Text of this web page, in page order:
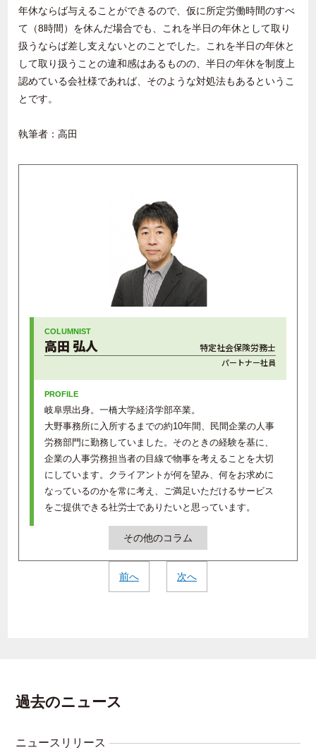
年休ならば与えることができるので、仮に所定労働時間のすべ
て（8時間）を休んだ場合でも、これを半日の年休として取り
扱うならば差し支えないとのことでした。これを半日の年休と
して取り扱うことの違和感はあるものの、半日の年休を制度上
認めている会社様であれば、そのような対処法もあるというこ
とです。
執筆者：高田
高田 弘人 特定社会保険労務士
パートナー社員
岐阜県出身。一橋大学経済学部卒業。
大野事務所に入所するまでの約10年間、民間企業の人事
労務部門に勤務していました。そのときの経験を基に、
企業の人事労務担当者の目線で物事を考えることを大切
にしています。クライアントが何を望み、何をお求めに
なっているのかを常に考え、ご満足いただけるサービス
をご提供できる社労士でありたいと思っています。
その他のコラム
前へ 次へ
過去のニュース
ニュースリリース